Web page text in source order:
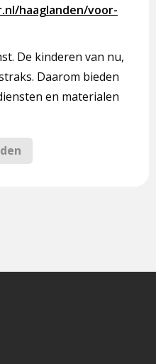
haaglanden/voor-
De kinderen van nu,
Daarom bieden
en materialen